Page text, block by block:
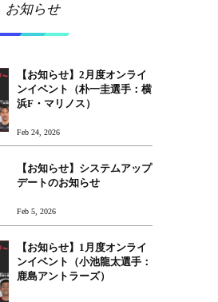
お知らせ
【お知らせ】2月度オンライ
ンイベント（朴一圭選手：横
浜F・マリノス）
Feb 24, 2026
【お知らせ】システムアップ
デートのお知らせ
Feb 5, 2026
【お知らせ】1月度オンライ
ンイベント（小池龍太選手：
鹿島アントラーズ）